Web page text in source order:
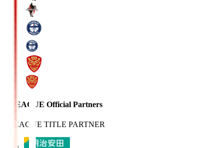
J.LEAGUE Official Partners
J.LEAGUE TITLE PARTNER